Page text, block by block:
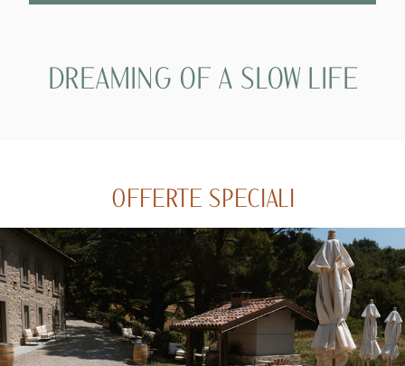
DREAMING OF A SLOW LIFE
OFFERTE SPECIALI